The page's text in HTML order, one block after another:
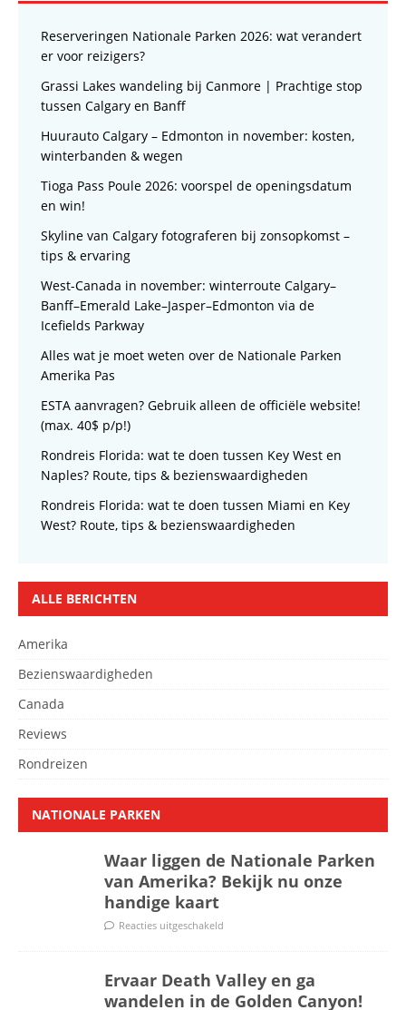
Reserveringen Nationale Parken 2026: wat verandert
er voor reizigers?
Grassi Lakes wandeling bij Canmore | Prachtige stop
tussen Calgary en Banff
Huurauto Calgary – Edmonton in november: kosten,
winterbanden & wegen
Tioga Pass Poule 2026: voorspel de openingsdatum
en win!
Skyline van Calgary fotograferen bij zonsopkomst –
tips & ervaring
West-Canada in november: winterroute Calgary–
Banff–Emerald Lake–Jasper–Edmonton via de
Icefields Parkway
Alles wat je moet weten over de Nationale Parken
Amerika Pas
ESTA aanvragen? Gebruik alleen de officiële website!
(max. 40$ p/p!)
Rondreis Florida: wat te doen tussen Key West en
Naples? Route, tips & bezienswaardigheden
Rondreis Florida: wat te doen tussen Miami en Key
West? Route, tips & bezienswaardigheden
ALLE BERICHTEN
Amerika
Bezienswaardigheden
Canada
Reviews
Rondreizen
NATIONALE PARKEN
Waar liggen de Nationale Parken
van Amerika? Bekijk nu onze
handige kaart
Reacties uitgeschakeld
Ervaar Death Valley en ga
wandelen in de Golden Canyon!